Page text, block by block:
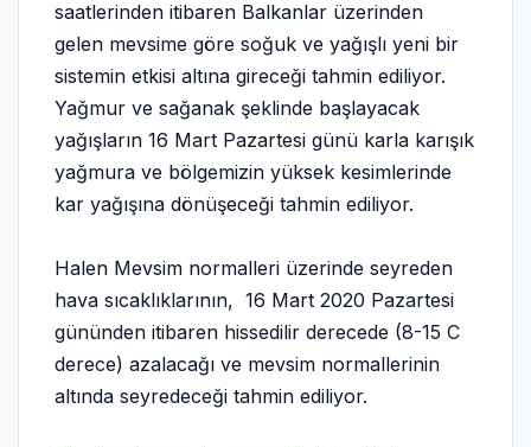
saatlerinden itibaren Balkanlar üzerinden
gelen mevsime göre soğuk ve yağışlı yeni bir
sistemin etkisi altına gireceği tahmin ediliyor.
Yağmur ve sağanak şeklinde başlayacak
yağışların 16 Mart Pazartesi günü karla karışık
yağmura ve bölgemizin yüksek kesimlerinde
kar yağışına dönüşeceği tahmin ediliyor.
Halen Mevsim normalleri üzerinde seyreden
hava sıcaklıklarının, 16 Mart 2020 Pazartesi
gününden itibaren hissedilir derecede (8-15 C
derece) azalacağı ve mevsim normallerinin
altında seyredeceği tahmin ediliyor.